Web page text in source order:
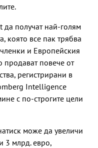
да получат най-голям
която все пак трябва
и Европейския
повече от
регистрирани в
Intelligence
с по-строгите цели
може да увеличи
3 млрд. евро,